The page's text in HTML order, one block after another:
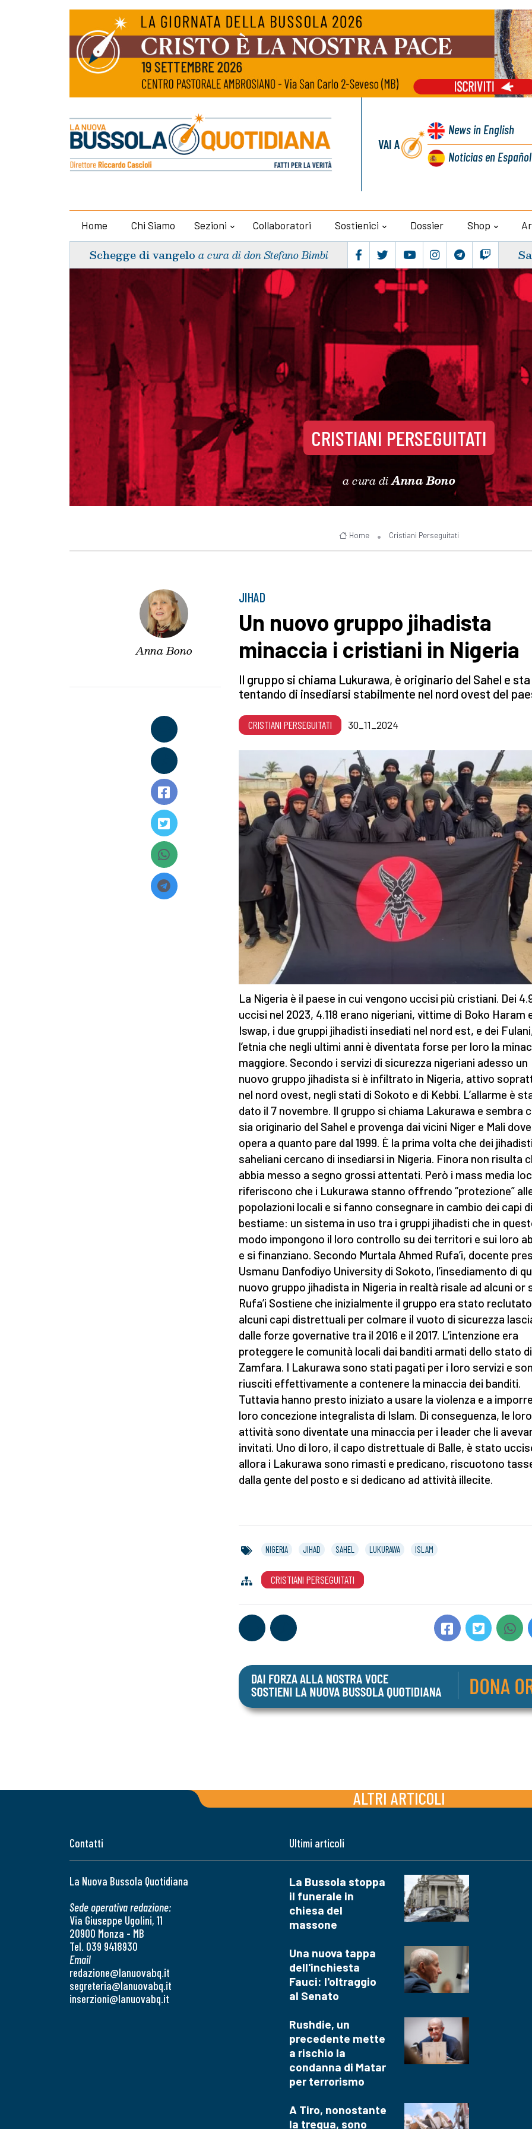
VAI A
Newsin English
Noticiasen Español
Home Chi Siamo Sezioni Collaboratori Sostienici Dossier Shop
Schegge di vangelo a cura di don Stefano Bimbi
CRISTIANI PERSEGUITATI
a cura diAnna Bono
Home Cristiani Perseguitati
Anna Bono
JIHAD
Un nuovo gruppo jihadista
minaccia i cristiani in Nigeria
Il gruppo si chiama Lukurawa, è originario del Sahel e sta
tentando di insediarsi stabilmente nel nord ovest del
CRISTIANI PERSEGUITATI 30_11_2024
La Nigeria è il paese in cui vengono uccisi più cristiani. Dei
uccisi nel 2023, 4.118 erano nigeriani, vittime di Boko Haram
Iswap, i due gruppi jihadisti insediati nel nord est, e dei
l’etnia che negli ultimi anni è diventata forse per loro la
maggiore. Secondo i servizi di sicurezza nigeriani adesso un
nuovo gruppo jihadista si è infiltrato in Nigeria, attivo
nel nord ovest, negli stati di Sokoto e di Kebbi. L’allarme è
dato il 7 novembre. Il gruppo si chiama Lakurawa e sembra
sia originario del Sahel e provenga dai vicini Niger e Mali dove
opera a quanto pare dal 1999. È la prima volta che dei
saheliani cercano di insediarsi in Nigeria. Finora non risulta
abbia messo a segno grossi attentati. Però i mass media
riferiscono che i Lukurawa stanno offrendo “protezione”
popolazioni locali e si fanno consegnare in cambio dei capi di
bestiame: un sistema in uso tra i gruppi jihadisti che in
modo impongono il loro controllo su dei territori e sui loro
e si finanziano. Secondo Murtala Ahmed Rufa’i, docente
Usmanu Danfodiyo University di Sokoto, l’insediamento di
nuovo gruppo jihadista in Nigeria in realtà risale ad alcuni or
Rufa’i Sostiene che inizialmente il gruppo era stato
alcuni capi distrettuali per colmare il vuoto di sicurezza
dalle forze governative tra il 2016 e il 2017. L’intenzione era
proteggere le comunità locali dai banditi armati dello stato di
Zamfara. I Lakurawa sono stati pagati per i loro servizi e
riusciti effettivamente a contenere la minaccia dei banditi.
Tuttavia hanno presto iniziato a usare la violenza e a
loro concezione integralista di Islam. Di conseguenza, le loro
attività sono diventate una minaccia per i leader che li
invitati. Uno di loro, il capo distrettuale di Balle, è stato
allora i Lakurawa sono rimasti e predicano, riscuotono
dalla gente del posto e si dedicano ad attività illecite.
NIGERIA JIHAD SAHEL LUKURAWA ISLAM
CRISTIANI PERSEGUITATI
ALTRI ARTICOLI
Contatti
La Nuova Bussola Quotidiana
Sede operativa redazione:
Via Giuseppe Ugolini, 11
20900 Monza - MB
Tel. 039 9418930
Email
redazione@lanuovabq.it
segreteria@lanuovabq.it
inserzioni@lanuovabq.it
Ultimi articoli
La Bussola stoppa
il funerale in
chiesa del
massone
Una nuova tappa
dell'inchiesta
Fauci: l'oltraggio
al Senato
Rushdie, un
precedente mette
a rischio la
condanna di Matar
per terrorismo
A Tiro, nonostante
la tregua, sono